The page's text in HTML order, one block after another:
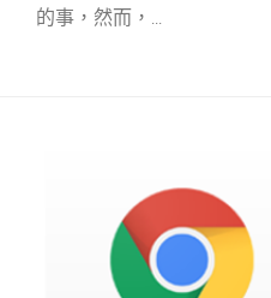
的事，然而，...